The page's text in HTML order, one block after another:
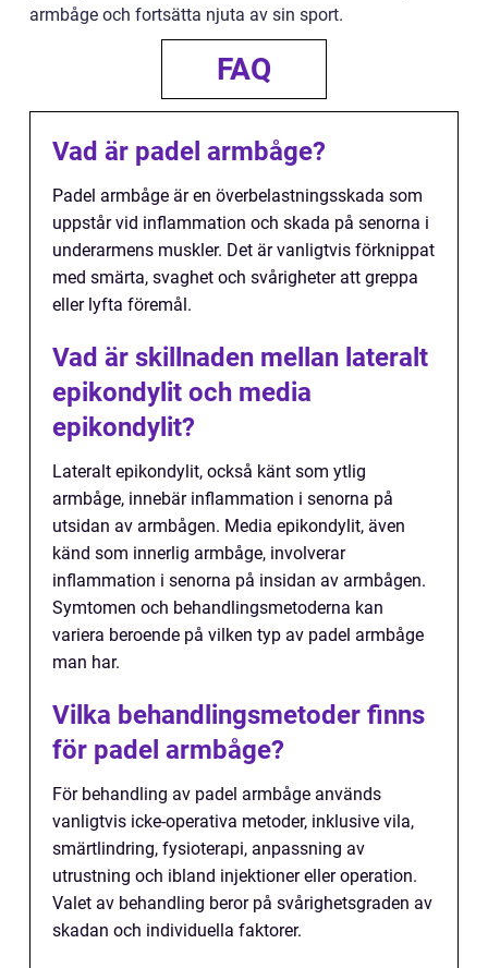
armbåge och fortsätta njuta av sin sport.
FAQ
Vad är padel armbåge?
Padel armbåge är en överbelastningsskada som
uppstår vid inflammation och skada på senorna i
underarmens muskler. Det är vanligtvis förknippat
med smärta, svaghet och svårigheter att greppa
eller lyfta föremål.
Vad är skillnaden mellan lateralt
epikondylit och media
epikondylit?
Lateralt epikondylit, också känt som ytlig
armbåge, innebär inflammation i senorna på
utsidan av armbågen. Media epikondylit, även
känd som innerlig armbåge, involverar
inflammation i senorna på insidan av armbågen.
Symtomen och behandlingsmetoderna kan
variera beroende på vilken typ av padel armbåge
man har.
Vilka behandlingsmetoder finns
för padel armbåge?
För behandling av padel armbåge används
vanligtvis icke-operativa metoder, inklusive vila,
smärtlindring, fysioterapi, anpassning av
utrustning och ibland injektioner eller operation.
Valet av behandling beror på svårighetsgraden av
skadan och individuella faktorer.